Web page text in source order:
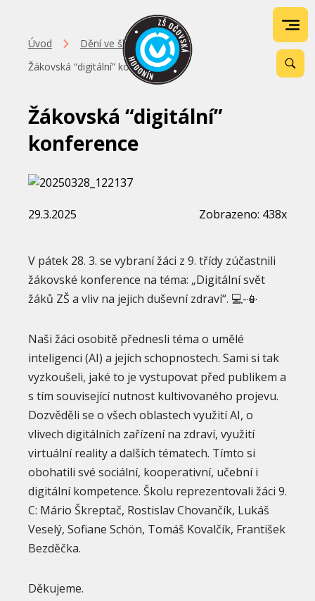
Úvod
Dění ve škole
Žákovská “digitální” konference
Žákovská “digitální”
konference
29.3.2025 Zobrazeno: 438x
V pátek 28. 3. se vybraní žáci z 9. třídy zúčastnili
žákovské konference na téma: „Digitální svět
žáků ZŠ a vliv na jejich duševní zdraví“. 💻-📳
Naši žáci osobitě přednesli téma o umělé
inteligenci (AI) a jejích schopnostech. Sami si tak
vyzkoušeli, jaké to je vystupovat před publikem a
s tím související nutnost kultivovaného projevu.
Dozvěděli se o všech oblastech využití AI, o
vlivech digitálních zařízení na zdraví, využití
virtuální reality a dalších tématech. Tímto si
obohatili své sociální, kooperativní, učební i
digitální kompetence. Školu reprezentovali žáci 9.
C: Mário Škreptač, Rostislav Chovančík, Lukáš
Veselý, Sofiane Schön, Tomáš Kovalčík, František
Bezděčka.
Děkujeme.